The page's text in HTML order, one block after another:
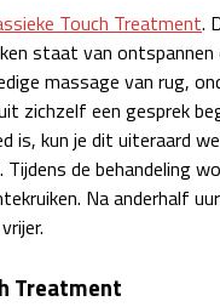
Touch Treatment.
staat van
massage van rug,
zichzelf een gesprek
is, kun je dit uiteraard
de behandeling
Na anderhalf
Treatment